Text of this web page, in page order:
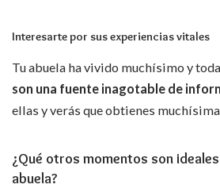
Interesarte por sus experiencias vitales
Tu abuela ha vivido muchísimo y
son una fuente inagotable de
ellas y verás que obtienes
¿Qué otros momentos son
abuela?